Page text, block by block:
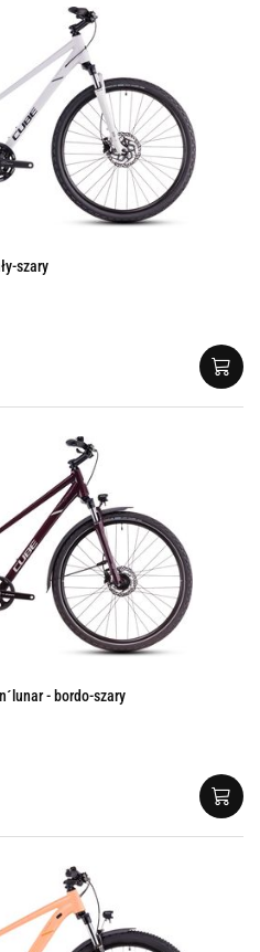
szary
- bordo-szary